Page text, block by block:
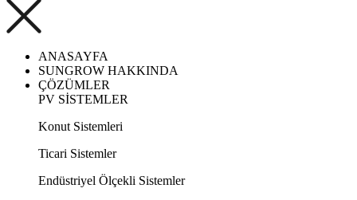
ANASAYFA
SUNGROW HAKKINDA
ÇÖZÜMLER
PV SİSTEMLER
Konut Sistemleri
Ticari Sistemler
Endüstriyel Ölçekli Sistemler